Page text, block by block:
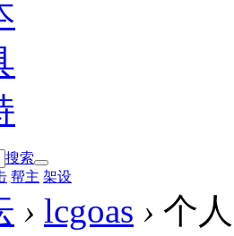
搜索
帮主 架设
› lcgoas › 个